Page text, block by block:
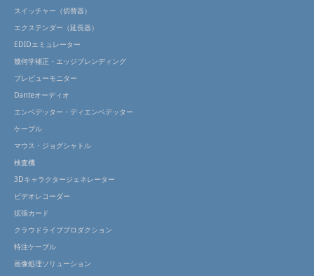
スイッチャー（切替器）
エクステンダー（延長器）
EDIDエミュレーター
幾何学補正・エッジブレンディング
プレビューモニター
Danteオーディオ
エンベデッター・ディエンベデッター
ケーブル
マウス・ジョグシャトル
検査機
3Dキャラクタージェネレーター
ビデオレコーダー
拡張カード
クラウドライブプロダクション
特注ケーブル
画像処理ソリューション